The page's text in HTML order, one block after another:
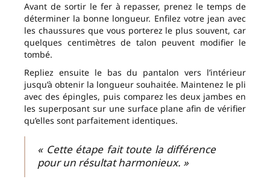
Avant de sortir le fer à repasser, prenez le temps de
déterminer la bonne longueur. Enfilez votre jean avec
les chaussures que vous porterez le plus souvent, car
quelques centimètres de talon peuvent modifier le
tombé.
Repliez ensuite le bas du pantalon vers l’intérieur
jusqu’à obtenir la longueur souhaitée. Maintenez le pli
avec des épingles, puis comparez les deux jambes en
les superposant sur une surface plane afin de vérifier
qu’elles sont parfaitement identiques.
« Cette étape fait toute la différence
pour un résultat harmonieux. »